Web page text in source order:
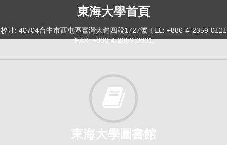
東海大學首頁
校址: 40704台中市西屯區臺灣大道四段1727號 TEL: +886-4-2359-0121
FAX: +886-4-2359-0361
東海大學圖書館